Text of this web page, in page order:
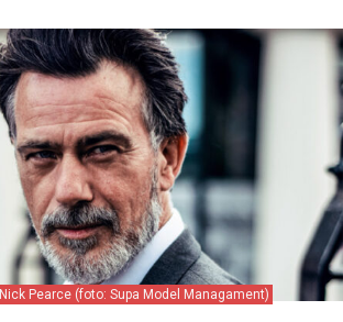
Nick Pearce (foto: Supa Model Managament)